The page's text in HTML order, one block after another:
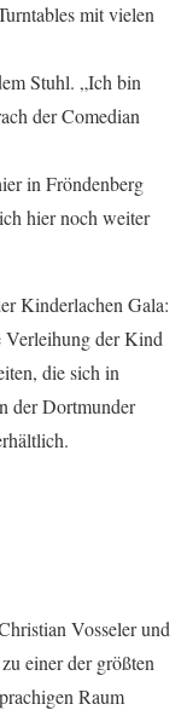
mit vielen
Stuhl. „Ich bin
der Comedian
in Fröndenberg
hier noch weiter
Kinderlachen Gala:
Verleihung der Kind
die sich in
der Dortmunder
Vosseler und
einer der größten
Raum